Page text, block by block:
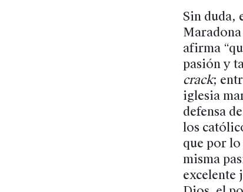
Sin duda,
afirma
pasión y
crack;
iglesia
defensa
los
que por
misma
excelente